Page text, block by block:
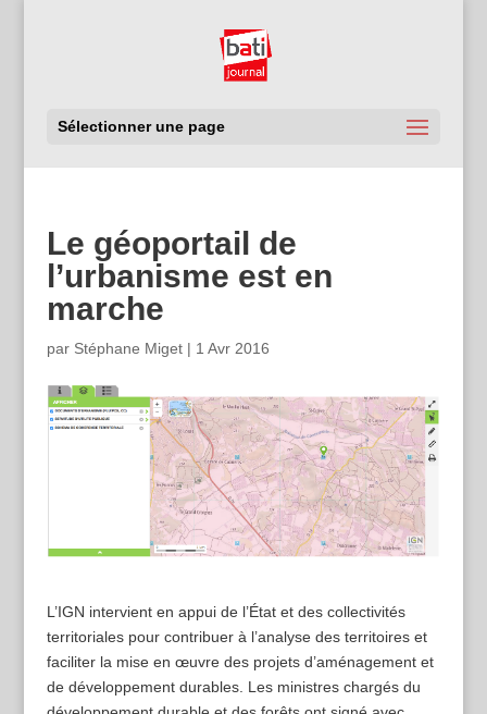
Sélectionner une page
Le géoportail de
l’urbanisme est en
marche
par Stéphane Miget| 1 Avr 2016
L’IGN intervient en appui de l’État et des collectivités
territoriales pour contribuer à l’analyse des territoires et
faciliter la mise en œuvre des projets d’aménagement et
de développement durables. Les ministres chargés du